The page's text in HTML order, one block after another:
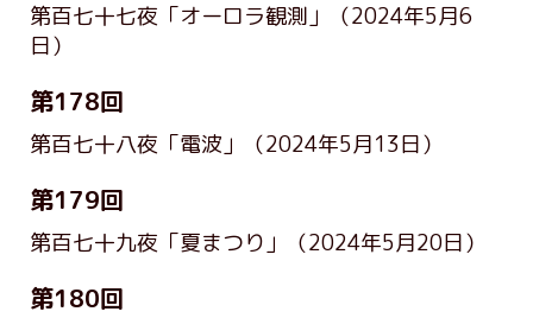
第百七十七夜「オーロラ観測」
（2024年5月6
日）
第178回
第百七十八夜「電波」 （2024年5月13日）
第179回
第百七十九夜「夏まつり」 （2024年5月20日）
第180回